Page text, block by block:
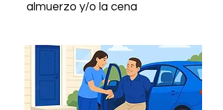
almuerzo y/o la cena